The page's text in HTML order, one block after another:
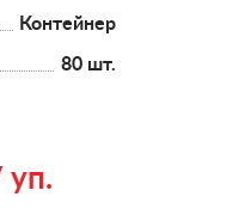
Контейнер
80 шт.
уп.